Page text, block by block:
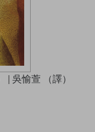
| 吳愉萱 （譯）